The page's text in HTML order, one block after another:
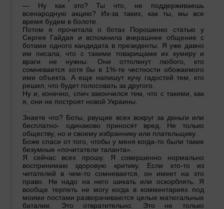
— Ну как это? Ты что, не поддерживаешь
всенародную акцию? Из-за таких, как ты, мы все
время будем в болоте.
Потом я прочитала о ботах Порошенко статью у
Сергея Гайдая и вспомнила вчерашнее общение с
ботами одного кандидата в президенты. Я уже давно
им писала, что с такими товарищами их кумиру и
враги не нужны. Они оттолкнут любого, кто
сомневается хотя бы в 1%-те честности обожаемого
ими объекта. А еще напишут кучу гадостей тем, кто
решил, что будет голосовать за другого.
Ну и, конечно, спич закончился тем, что с такими, как
я, они не построят новой Украины.
…
Знаете что? Боты, рвущие всех вокруг за деньги или
бесплатно- одинаково приносят вред. Не только
обществу, но и своему избраннику или плательщику.
Боже спаси от того, чтобы у меня когда-то были такие
безумные «почитатели таланта».
Я сейчас всех прошу. Я совершенно нормально
воспринимаю здоровую критику. Если кто-то из
читателей в чем-то сомневается, он имеет на это
право. Не надо на него шикать или оскорблять. Я
вообще терпеть не могу когда в комментариях под
моими постами разворачиваются целые матюгальные
баталии. Это отвратительно. Это не только